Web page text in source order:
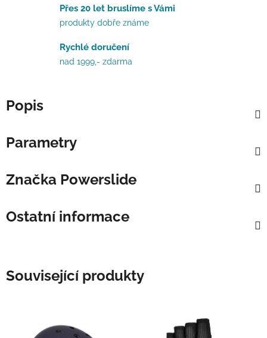
Přes 20 let bruslíme s Vámi
produkty dobře známe
Rychlé doručení
nad 1999,- zdarma
Popis
Parametry
Značka Powerslide
Ostatní informace
Související produkty